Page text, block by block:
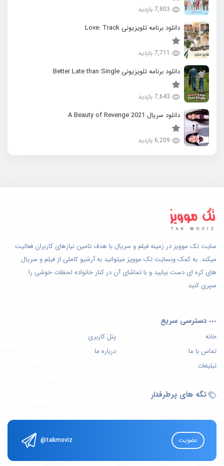
7,803 بازدید
دانلود برنامه تلویزیونی Love: Track
7,711 بازدید
دانلود برنامه تلویزیونی Better Late than Single
7,643 بازدید
دانلود سریال 2021 A Beauty of Revenge
6,209 بازدید
سایت تک موویز در زمینه فیلم و سریال با هدف تامین نیازهای کاربران فعالیت
میکند. به کمک وبسایت تک موویز میتوانید به آرشیو کاملی از فیلم و سریال
های کره ای دست بیابید و با تماشای آن در کنار خانواده لحظات خوشی را
سپری کنید
دسترسی سریع
خانه
پنل کاربری
تماس با ما
درباره ما
تبلیغات
تگه های پرطرفدار
@takmoviz عضویت